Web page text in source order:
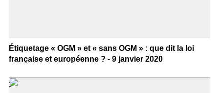
Étiquetage « OGM » et « sans OGM » : que dit la loi
française et européenne ? - 9 janvier 2020
>